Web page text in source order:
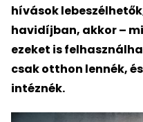
hívások
havidíjban, akkor –
ezeket is
csak otthon lennék,
intéznék.